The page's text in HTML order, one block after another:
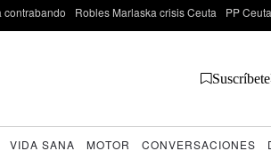
contrabando Robles Marlaska crisis Ceuta PP
Suscríbete
VIDA SANA MOTOR CONVERSACIONES